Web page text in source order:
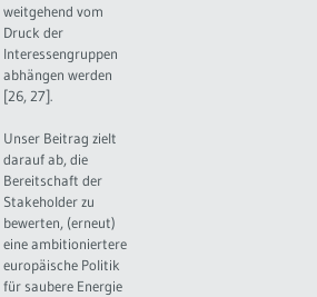
weitgehend vom
Druck der
Interessengruppen
abhängen werden
[26, 27].
Unser Beitrag zielt
darauf ab, die
Bereitschaft der
Stakeholder zu
bewerten, (erneut)
eine ambitioniertere
europäische Politik
für saubere Energie